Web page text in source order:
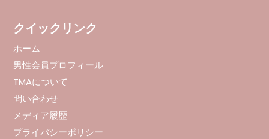
クイックリンク
ホーム
男性会員プロフィール
TMAについて
問い合わせ
メディア履歴
プライバシーポリシー